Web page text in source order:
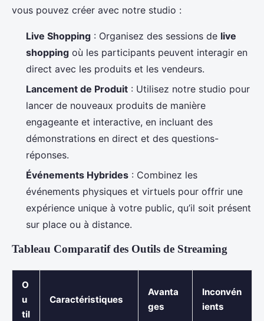
vous pouvez créer avec notre studio :
Live Shopping : Organisez des sessions de live
shopping où les participants peuvent interagir en
direct avec les produits et les vendeurs.
Lancement de Produit : Utilisez notre studio pour
lancer de nouveaux produits de manière
engageante et interactive, en incluant des
démonstrations en direct et des questions-
réponses.
Événements Hybrides : Combinez les
événements physiques et virtuels pour offrir une
expérience unique à votre public, qu’il soit présent
sur place ou à distance.
Tableau Comparatif des Outils de Streaming
O
u
til
Caractéristiques
Avanta
ges
Inconvén
ients